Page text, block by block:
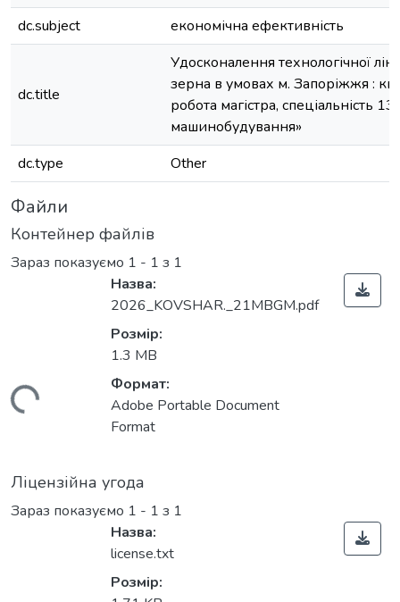
dc.subject
економічна ефективність
dc.title
Удосконалення технологічної
зерна в умовах м. Запоріжжя :
робота магістра, спеціальність
машинобудування»
dc.type
Other
Файли
Контейнер файлів
Зараз показуємо 1 - 1 з 1
Назва:
2026_KOVSHAR._21MBGM.pdf
Розмір:
1.3 MB
Формат:
Adobe Portable Document
Format
Ліцензійна угода
Зараз показуємо 1 - 1 з 1
Назва:
license.txt
Розмір: